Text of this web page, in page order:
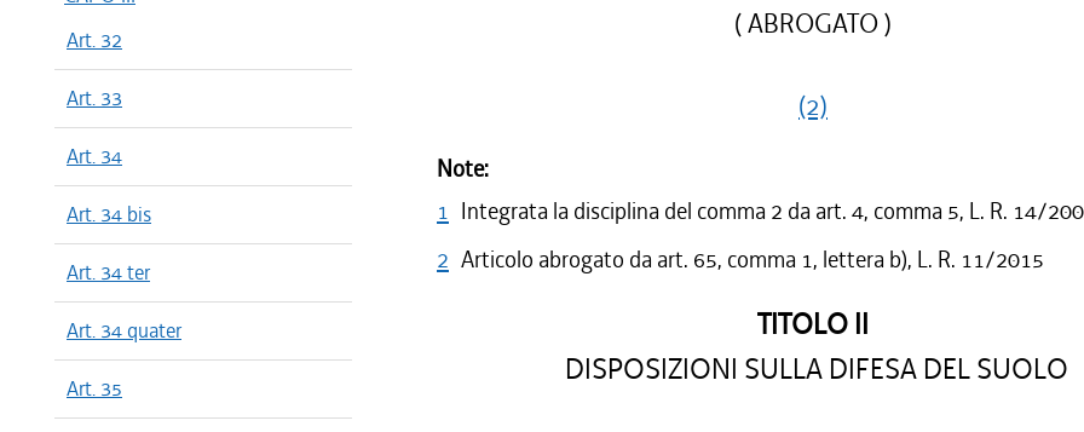
Art. 32
Art. 33
Art. 34
Art. 34 bis
Art. 34 ter
Art. 34 quater
Art. 35
( ABROGATO )
(2)
Note:
1 Integrata la disciplina del comma 2 da art. 4, comma 5, L. R. 14/
2 Articolo abrogato da art. 65, comma 1, lettera b), L. R. 11/2015
TITOLO II
DISPOSIZIONI SULLA DIFESA DEL SUOLO